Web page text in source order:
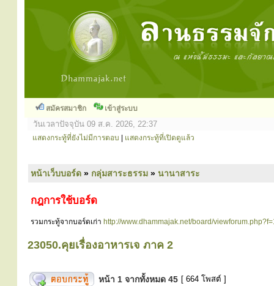
สมัครสมาชิก เข้าสู่ระบบ
วันเวลาปัจจุบัน 09 ส.ค. 2026, 22:37
แสดงกระทู้ที่ยังไม่มีการตอบ แสดงกระทู้ที่เปิดดูแล้ว
หน้าเว็บบอร์ด » กลุ่มสาระธรรม » นานาสาระ
กฎการใช้บอร์ด
รวมกระทู้จากบอร์ดเก่า http://www.dhammajak.net/board/
23050.คุยเรื่องอาหารเจ ภาค 2
หน้า 1 จากทั้งหมด 45 [ 664 โพสต์ ]